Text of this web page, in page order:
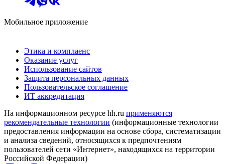
Мобильное приложение
Этика и комплаенс
Оказание услуг
Использование сайтов
Защита персональных данных
Пользовательское соглашение
ИТ аккредитация
На информационном ресурсе hh.ru применяются
рекомендательные технологии (информационные технологии
предоставления информации на основе сбора, систематизации
и анализа сведений, относящихся к предпочтениям
пользователей сети «Интернет», находящихся на территории
Российской Федерации)